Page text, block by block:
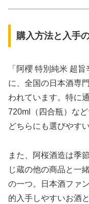
購入方法と入手
「阿櫻 特別純米 超
に、全国の日本酒専
われています。特に
720ml（四合瓶）な
どちらにも選びやす
また、阿桜酒造は季
じ蔵の他の商品と一
の一つ。日本酒ファ
的入手しやすいお酒